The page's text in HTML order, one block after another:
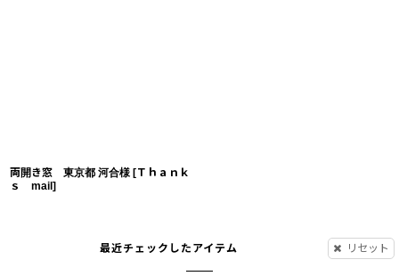
両開き窓 東京都 河合様 [Ｔｈａｎｋ
ｓ mail]
最近チェックしたアイテム リセット